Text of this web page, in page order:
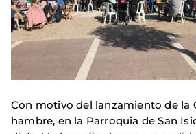
Con motivo del lanzamiento de la
hambre, en la Parroquia de San